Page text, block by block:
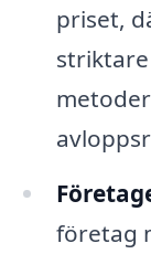
priset,
företag